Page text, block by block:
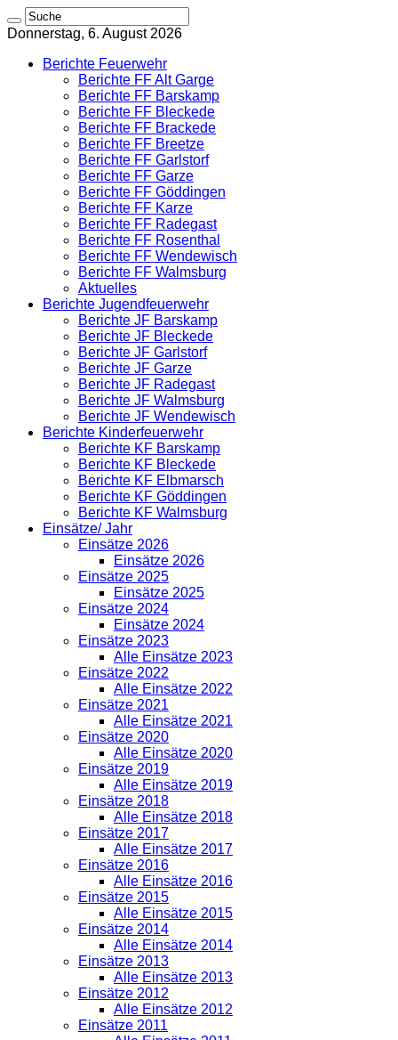
Donnerstag, 6. August 2026
Berichte Feuerwehr
Berichte FF Alt Garge
Berichte FF Barskamp
Berichte FF Bleckede
Berichte FF Brackede
Berichte FF Breetze
Berichte FF Garlstorf
Berichte FF Garze
Berichte FF Göddingen
Berichte FF Karze
Berichte FF Radegast
Berichte FF Rosenthal
Berichte FF Wendewisch
Berichte FF Walmsburg
Aktuelles
Berichte Jugendfeuerwehr
Berichte JF Barskamp
Berichte JF Bleckede
Berichte JF Garlstorf
Berichte JF Garze
Berichte JF Radegast
Berichte JF Walmsburg
Berichte JF Wendewisch
Berichte Kinderfeuerwehr
Berichte KF Barskamp
Berichte KF Bleckede
Berichte KF Elbmarsch
Berichte KF Göddingen
Berichte KF Walmsburg
Einsätze/ Jahr
Einsätze 2026
Einsätze 2026
Einsätze 2025
Einsätze 2025
Einsätze 2024
Einsätze 2024
Einsätze 2023
Alle Einsätze 2023
Einsätze 2022
Alle Einsätze 2022
Einsätze 2021
Alle Einsätze 2021
Einsätze 2020
Alle Einsätze 2020
Einsätze 2019
Alle Einsätze 2019
Einsätze 2018
Alle Einsätze 2018
Einsätze 2017
Alle Einsätze 2017
Einsätze 2016
Alle Einsätze 2016
Einsätze 2015
Alle Einsätze 2015
Einsätze 2014
Alle Einsätze 2014
Einsätze 2013
Alle Einsätze 2013
Einsätze 2012
Alle Einsätze 2012
Einsätze 2011